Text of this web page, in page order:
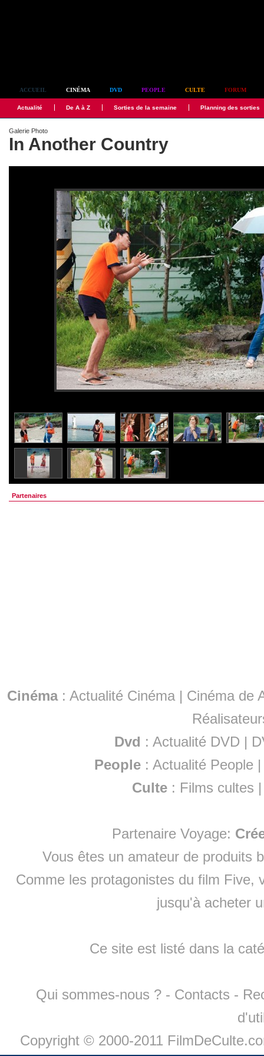
ACCUEIL CINÉMA DVD PEOPLE CULTE FORUM
Actualité De A à Z Sorties de la semaine Planning des sorties
Galerie Photo
In Another Country
Partenaires
Cinéma: Actualité Cinéma | Cinéma de
Dvd : Actualité DVD |
People :Actualité People
Culte : Films cultes
Partenaire Voyage:
Vous êtes un amateur de produits
Comme les protagonistes du film Five,
jusqu'à acheter
Ce site est listé dans la
Qui sommes-nous ? - Contacts -
Copyright © 2000-2011